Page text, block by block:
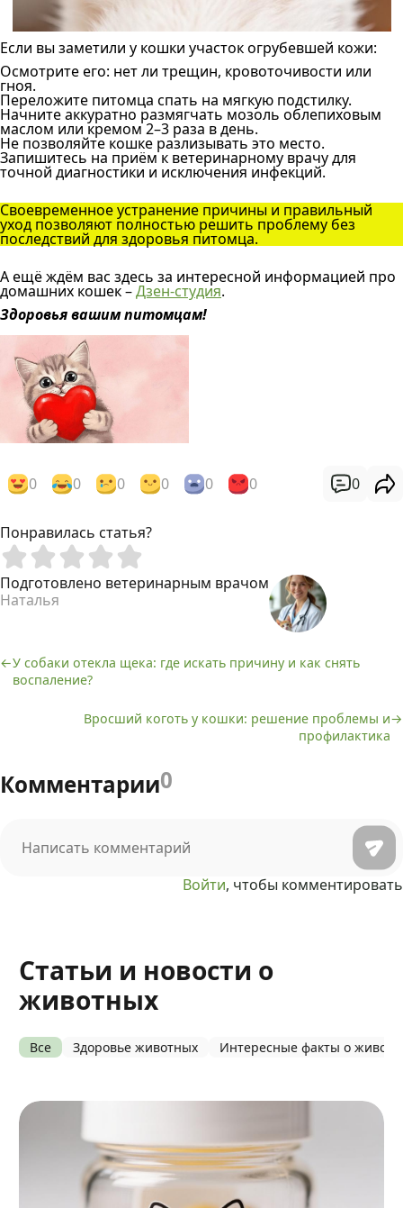
Если вы заметили у кошки участок огрубевшей кожи:
Осмотрите его: нет ли трещин, кровоточивости или
гноя.
Переложите питомца спать на мягкую подстилку.
Начните аккуратно размягчать мозоль облепиховым
маслом или кремом 2–3 раза в день.
Не позволяйте кошке разлизывать это место.
Запишитесь на приём к ветеринарному врачу для
точной диагностики и исключения инфекций.
Своевременное устранение причины и правильный
уход позволяют полностью решить проблему без
последствий для здоровья питомца.
А ещё ждём вас здесь за интересной информацией про
домашних кошек –Дзен-студия.
Здоровья вашим питомцам!
0 0 0 0 0 0 0
Понравилась статья?
Подготовлено ветеринарным врачом
Наталья
Навигация
У собаки отекла щека: где искать причину и как снять
воспаление?
Вросший коготь у кошки: решение проблемы и
профилактика
Комментарии0
Войти, чтобы комментировать
Статьи и новости о
животных
Все Здоровье животных Интересные факты о